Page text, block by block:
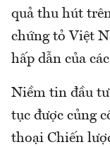
quả thu hút
chứng tỏ Việt
hấp dẫn của
Niềm tin đầu
tục được củng
thoại Chiến